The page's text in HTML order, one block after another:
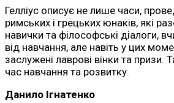
Гелліус описує не лише часи,
римських і грецьких юнаків, які
навички та філософські діалоги,
від навчання, але навіть у цих
заслужені лаврові вінки та
час навчання та розвитку.
Данило Ігнатенко